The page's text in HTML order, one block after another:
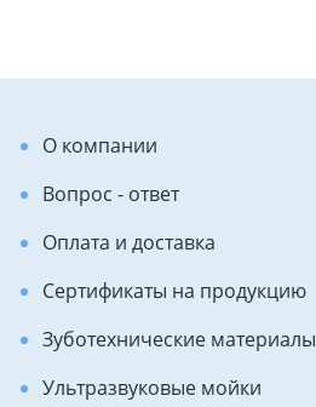
О компании
Вопрос - ответ
Оплата и доставка
Сертификаты на продукцию
Зуботехнические материалы
Ультразвуковые мойки